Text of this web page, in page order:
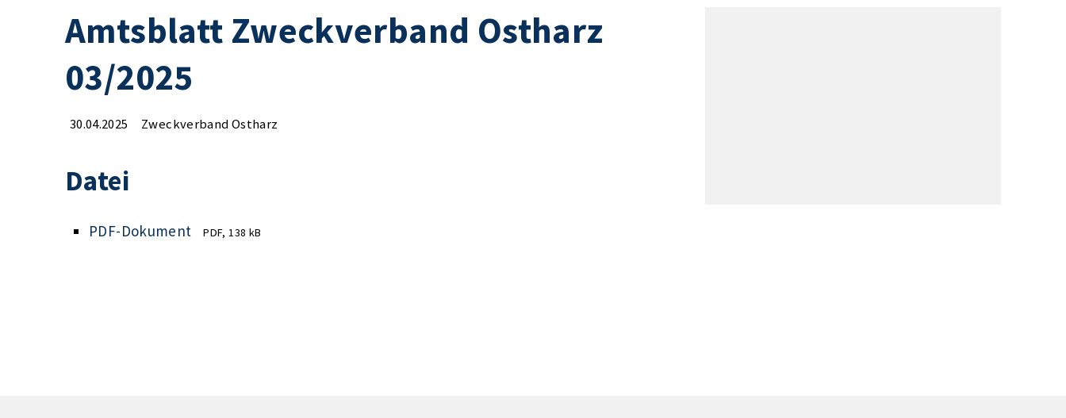
Amtsblatt Zweckverband Ostharz
03/2025
30.04.2025 Zweckverband Ostharz
Datei
PDF-Dokument PDF, 138 kB